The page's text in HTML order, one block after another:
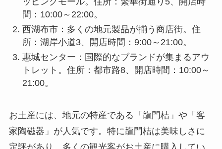
間：10:00～22:00。
西湖布市：多くの地元製品が揃う商店街。住
所：湖岸小道3、開店時間：9:00～21:00。
惠城センター：国際的なブランドが集まるアウ
トレット。住所：都市路8、開店時間：10:00～
21:00。
家陶磁器」が人気です。特に龍門桔は美味しさに
定評があり、多くの観光客がお土産に購入してい